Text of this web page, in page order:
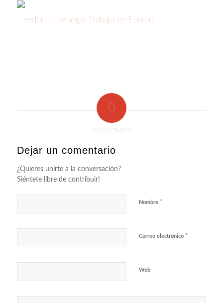
0
COMENTARIOS
Dejar un comentario
¿Quieres unirte a la conversación?
Siéntete libre de contribuir!
Nombre *
Correo electrónico *
Web